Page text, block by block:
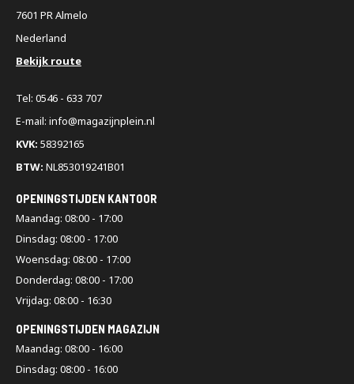
7601 PR Almelo
Nederland
Bekijk route
Tel: 0546 - 633 707
E-mail: info@magazijnplein.nl
KVK: 58392165
BTW: NL853019241B01
OPENINGSTIJDEN KANTOOR
Maandag: 08:00 - 17:00
Dinsdag: 08:00 - 17:00
Woensdag: 08:00 - 17:00
Donderdag: 08:00 - 17:00
Vrijdag: 08:00 - 16:30
OPENINGSTIJDEN MAGAZIJN
Maandag: 08:00 - 16:00
Dinsdag: 08:00 - 16:00